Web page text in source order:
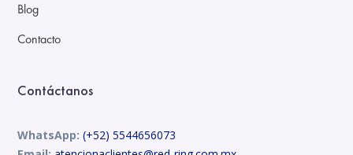
Blog
Contacto
Contáctanos
WhatsApp: (+52) 5544656073